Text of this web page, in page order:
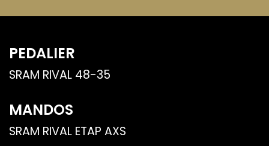
PEDALIER
SRAM RIVAL 48-35
MANDOS
SRAM RIVAL ETAP AXS